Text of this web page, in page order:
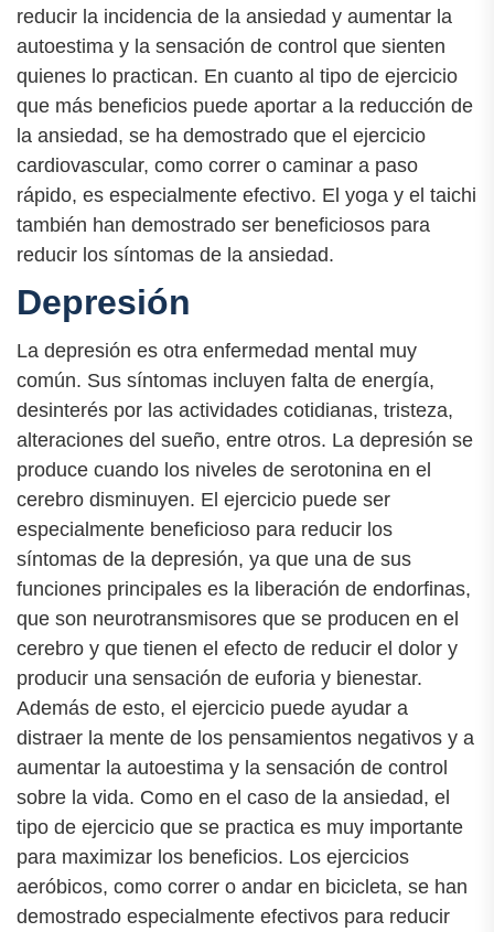
reducir la incidencia de la ansiedad y aumentar la
autoestima y la sensación de control que sienten
quienes lo practican. En cuanto al tipo de ejercicio
que más beneficios puede aportar a la reducción de
la ansiedad, se ha demostrado que el ejercicio
cardiovascular, como correr o caminar a paso
rápido, es especialmente efectivo. El yoga y el taichi
también han demostrado ser beneficiosos para
reducir los síntomas de la ansiedad.
Depresión
La depresión es otra enfermedad mental muy
común. Sus síntomas incluyen falta de energía,
desinterés por las actividades cotidianas, tristeza,
alteraciones del sueño, entre otros. La depresión se
produce cuando los niveles de serotonina en el
cerebro disminuyen. El ejercicio puede ser
especialmente beneficioso para reducir los
síntomas de la depresión, ya que una de sus
funciones principales es la liberación de endorfinas,
que son neurotransmisores que se producen en el
cerebro y que tienen el efecto de reducir el dolor y
producir una sensación de euforia y bienestar.
Además de esto, el ejercicio puede ayudar a
distraer la mente de los pensamientos negativos y a
aumentar la autoestima y la sensación de control
sobre la vida. Como en el caso de la ansiedad, el
tipo de ejercicio que se practica es muy importante
para maximizar los beneficios. Los ejercicios
aeróbicos, como correr o andar en bicicleta, se han
demostrado especialmente efectivos para reducir